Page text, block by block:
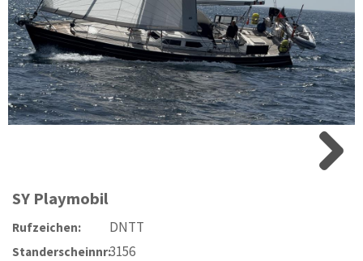
SY Playmobil
Rufzeichen: DNTT
Standerscheinnr:3156